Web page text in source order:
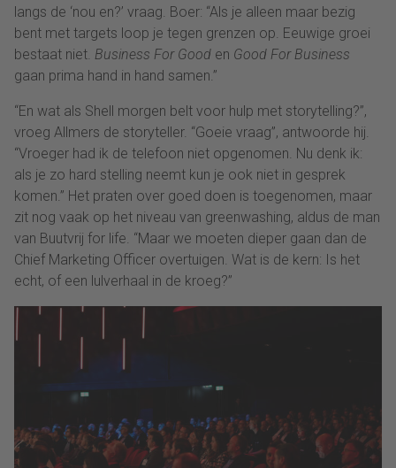
langs de ‘nou en?’ vraag. Boer: “Als je alleen maar bezig
bent met targets loop je tegen grenzen op. Eeuwige groei
bestaat niet. Business For Good en Good For Business
gaan prima hand in hand samen.”
“En wat als Shell morgen belt voor hulp met storytelling?”,
vroeg Allmers de storyteller. “Goeie vraag”, antwoorde hij.
“Vroeger had ik de telefoon niet opgenomen. Nu denk ik:
als je zo hard stelling neemt kun je ook niet in gesprek
komen.” Het praten over goed doen is toegenomen, maar
zit nog vaak op het niveau van greenwashing, aldus de man
van Buutvrij for life. “Maar we moeten dieper gaan dan de
Chief Marketing Officer overtuigen. Wat is de kern: Is het
echt, of een lulverhaal in de kroeg?”